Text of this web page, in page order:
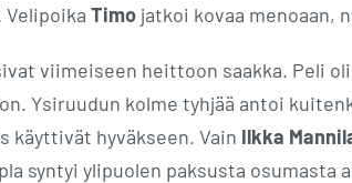
Velipoika Timo jatkoi kovaa menoaan,
viimeiseen heittoon saakka. Peli
Ysiruudun kolme tyhjää antoi
käyttivät hyväkseen. Vain Ilkka
syntyi ylipuolen paksusta osumasta